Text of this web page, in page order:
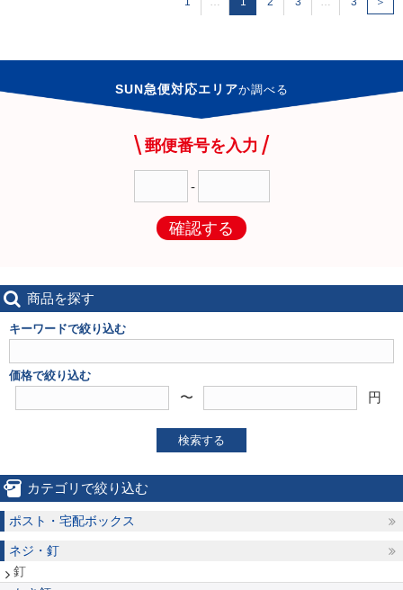
SUN急便対応エリアか調べる
郵便番号を入力
-
確認する
商品を探す
キーワードで絞り込む
価格で絞り込む
〜 円
検索する
カテゴリで絞り込む
ポスト・宅配ボックス
ネジ・釘
釘